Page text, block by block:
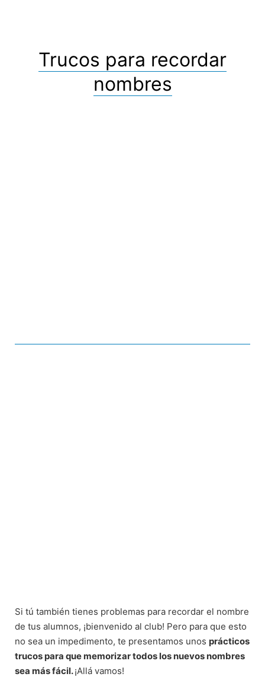
Trucos para recordar
nombres
Si tú también tienes problemas para recordar el nombre
de tus alumnos, ¡bienvenido al club! Pero para que esto
no sea un impedimento, te presentamos unos prácticos
trucos para que memorizar todos los nuevos nombres
sea más fácil.¡Allá vamos!